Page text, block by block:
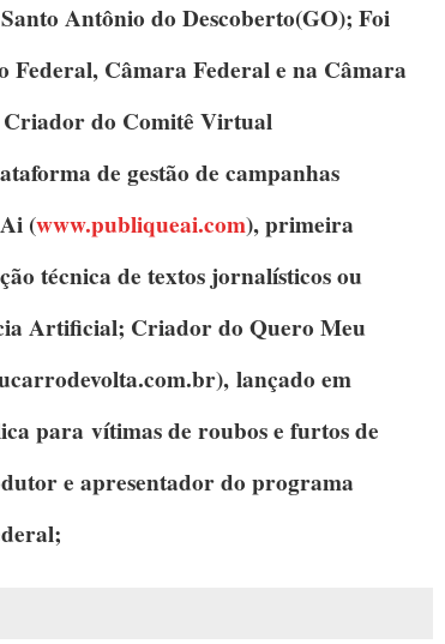
Antônio do Descoberto(GO); Foi
Federal, Câmara Federal e na Câmara
Criador do Comitê Virtual
de gestão de campanhas
(www.publiqueai.com), primeira
técnica de textos jornalísticos ou
Artificial; Criador do Quero Meu
lançado em
para vítimas de roubos e furtos de
e apresentador do programa